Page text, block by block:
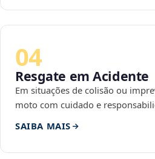
04
Resgate em Acidente
Em situações de colisão ou
moto com cuidado e
SAIBA MAIS